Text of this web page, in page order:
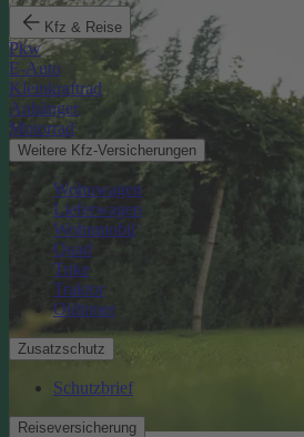
Kfz & Reise
Pkw
E-Auto
Kleinkraftrad
Anhänger
Motorrad
Weitere Kfz-Versicherungen
Wohnwagen
Lieferwagen
Wohnmobil
Quad
Trike
Traktor
Oldtimer
Zusatzschutz
Schutzbrief
Reiseversicherung